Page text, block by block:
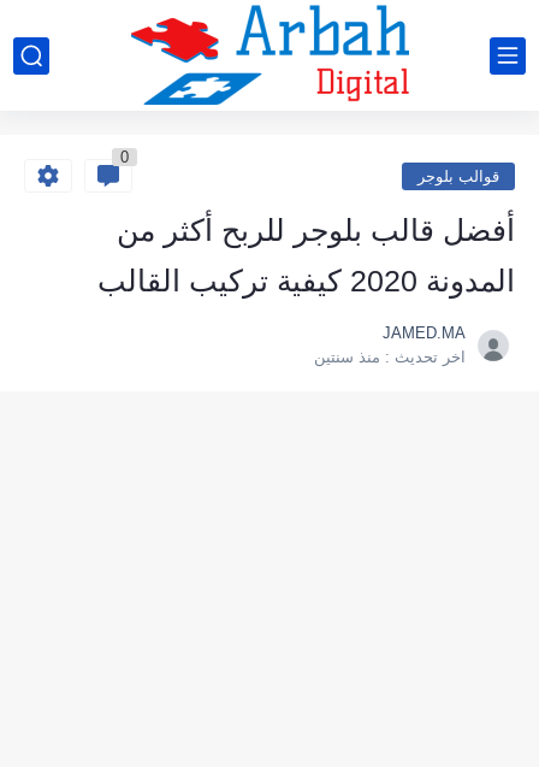
قوالب بلوجر
0
أفضل قالب بلوجر للربح أكثر من
المدونة 2020 كيفية تركيب القالب
JAMED.MA
اخر تحديث : منذ سنتين